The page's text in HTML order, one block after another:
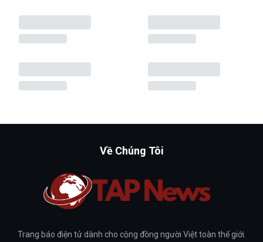
Về Chúng Tôi
Trang báo điện tử dành cho cộng đồng người Việt toàn thế giới.